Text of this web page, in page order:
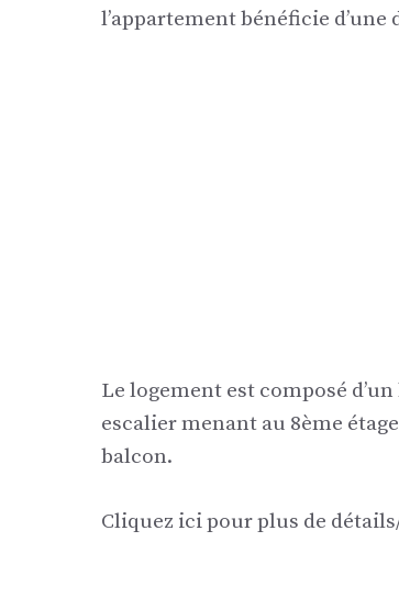
l’appartement bénéficie
Le logement est composé
escalier menant au 8ème
balcon.
Cliquez ici pour plus de